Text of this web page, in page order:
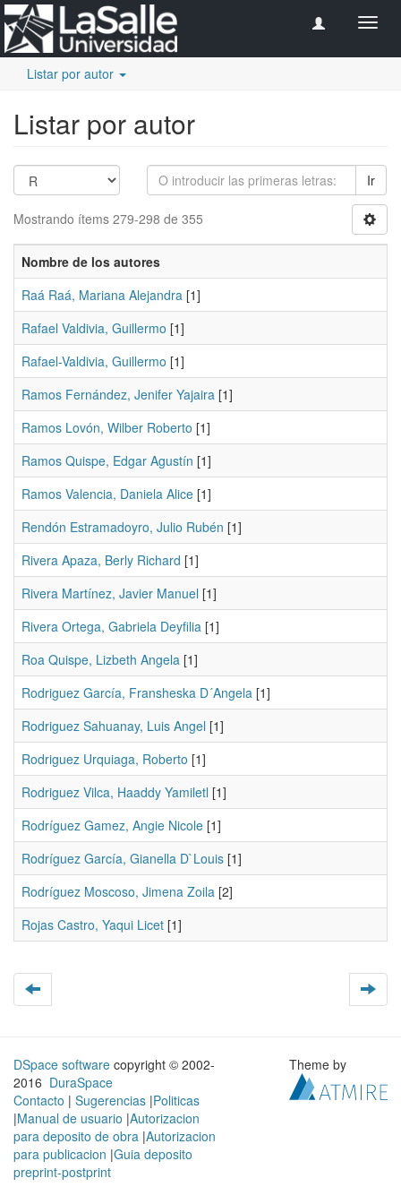
Listar por autor
Listar por autor
Ir
Mostrando ítems 279-298 de 355
Nombre de los autores
Raá Raá, Mariana Alejandra [1]
Rafael Valdivia, Guillermo [1]
Rafael-Valdivia, Guillermo [1]
Ramos Fernández, Jenifer Yajaira [1]
Ramos Lovón, Wilber Roberto [1]
Ramos Quispe, Edgar Agustín [1]
Ramos Valencia, Daniela Alice [1]
Rendón Estramadoyro, Julio Rubén [1]
Rivera Apaza, Berly Richard [1]
Rivera Martínez, Javier Manuel [1]
Rivera Ortega, Gabriela Deyfilia [1]
Roa Quispe, Lizbeth Angela [1]
Rodriguez García, Fransheska D´Angela [1]
Rodriguez Sahuanay, Luis Angel [1]
Rodriguez Urquiaga, Roberto [1]
Rodriguez Vilca, Haaddy Yamiletl [1]
Rodríguez Gamez, Angie Nicole [1]
Rodríguez García, Gianella D`Louis [1]
Rodríguez Moscoso, Jimena Zoila [2]
Rojas Castro, Yaqui Licet [1]
DSpace software copyright © 2002-
2016 DuraSpace
Contacto | Sugerencias |Politicas
|Manual de usuario |Autorizacion
para deposito de obra |Autorizacion
para publicacion |Guia deposito
preprint-postprint
Theme by